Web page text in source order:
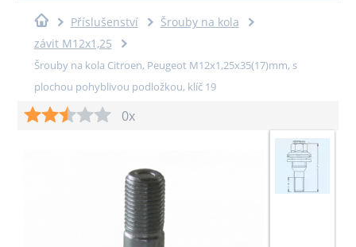
Příslušenství
Šrouby na kola
závit M12x1,25
Šrouby na kola Citroen, Peugeot M12x1,25x35(17)mm, s
plochou pohyblivou podložkou, klíč 19
0x